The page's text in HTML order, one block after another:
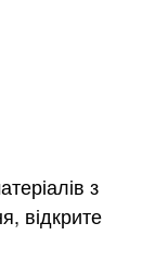
з
відкрите